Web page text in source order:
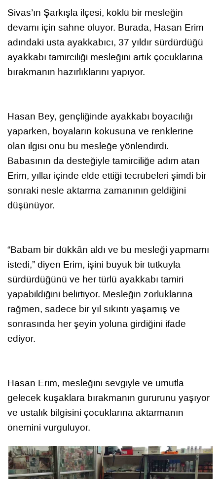
Sivas’ın Şarkışla ilçesi, köklü bir mesleğin
devamı için sahne oluyor. Burada, Hasan Erim
adındaki usta ayakkabıcı, 37 yıldır sürdürdüğü
ayakkabı tamirciliği mesleğini artık çocuklarına
bırakmanın hazırlıklarını yapıyor.
Hasan Bey, gençliğinde ayakkabı boyacılığı
yaparken, boyaların kokusuna ve renklerine
olan ilgisi onu bu mesleğe yönlendirdi.
Babasının da desteğiyle tamirciliğe adım atan
Erim, yıllar içinde elde ettiği tecrübeleri şimdi bir
sonraki nesle aktarma zamanının geldiğini
düşünüyor.
“Babam bir dükkân aldı ve bu mesleği yapmamı
istedi,” diyen Erim, işini büyük bir tutkuyla
sürdürdüğünü ve her türlü ayakkabı tamiri
yapabildiğini belirtiyor. Mesleğin zorluklarına
rağmen, sadece bir yıl sıkıntı yaşamış ve
sonrasında her şeyin yoluna girdiğini ifade
ediyor.
Hasan Erim, mesleğini sevgiyle ve umutla
gelecek kuşaklara bırakmanın gururunu yaşıyor
ve ustalık bilgisini çocuklarına aktarmanın
önemini vurguluyor.